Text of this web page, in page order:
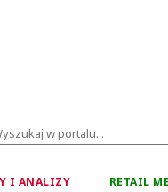
I ANALIZY RETAIL